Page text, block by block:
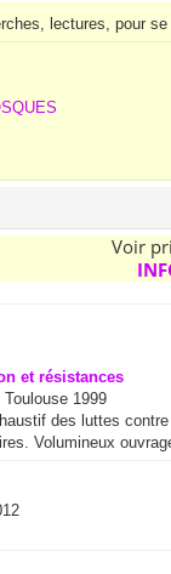
lectures, pour
Voir
et résistances
1999
des luttes
Volumineux